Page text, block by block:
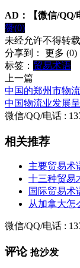
AD： 【微信/QQ/
赞(0)
未经允许不得转载
分享到：
更多 (0)
标签： 贸易术语
上一篇
中国的郑州市物
中国物流业发展
微信/QQ/电话 :
相关推荐
主要贸易术
十三种贸易
国际贸易术
从加拿大怎
微信/QQ/电话 :
评论 抢沙发